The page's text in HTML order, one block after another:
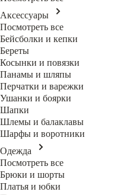
Аксессуары
Посмотреть все
Бейсболки и кепки
Береты
Косынки и повязки
Панамы и шляпы
Перчатки и варежки
Ушанки и боярки
Шапки
Шлемы и балаклавы
Шарфы и воротники
Одежда
Посмотреть все
Брюки и шорты
Платья и юбки